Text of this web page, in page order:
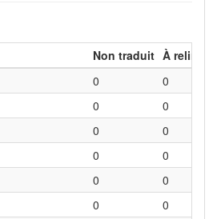
Non traduit À relire
0 0
0 0
0 0
0 0
0 0
0 0